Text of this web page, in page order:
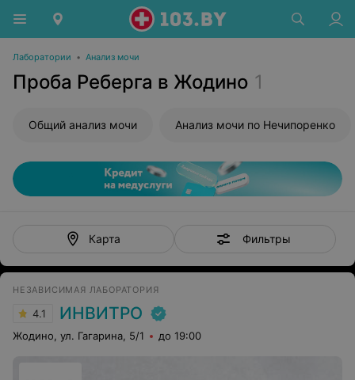
Лаборатории • Анализ мочи
Проба Реберга в Жодино 1
Общий анализ мочи Анализ мочи по Нечипоренко
Карта Фильтры
НЕЗАВИСИМАЯ ЛАБОРАТОРИЯ
4.1 ИНВИТРО
Жодино, ул. Гагарина, 5/1 до 19:00